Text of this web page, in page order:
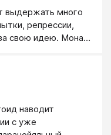
быстро сменяются.
из которого он
он считает только
выдержать много
репрессии,
идею. Монах
? Чтобы не
наводит
с уже